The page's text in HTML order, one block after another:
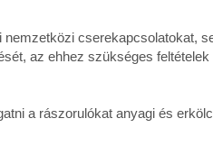
cserekapcsolatokat,
az ehhez szükséges feltételek
a rászorulókat anyagi és